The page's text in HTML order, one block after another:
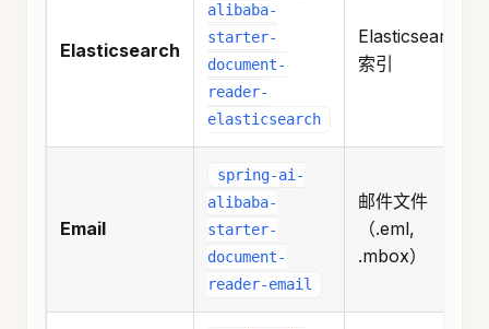
Elasticsearch
alibaba-
starter-
document-
reader-
elasticsearch
Elasticsearch
索引
Email
spring-ai-
alibaba-
starter-
document-
reader-email
邮件文件
（.eml,
.mbox）